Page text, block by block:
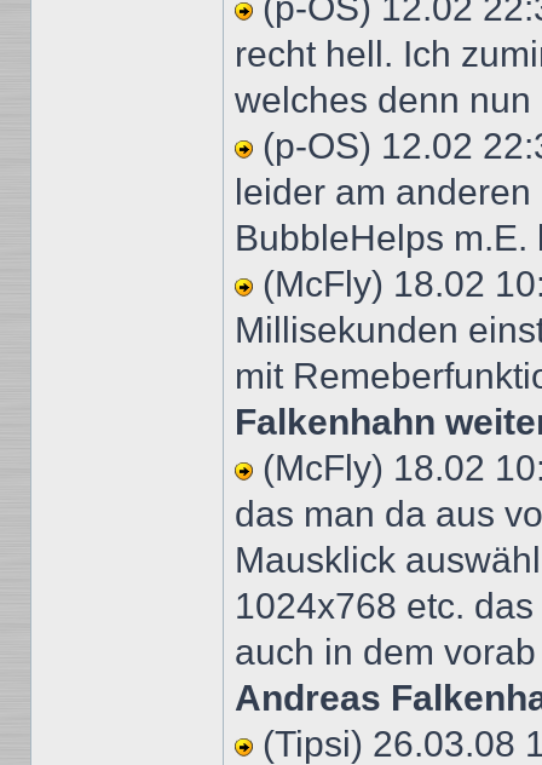
recht hell. Ich
welches denn
(p-OS) 12.02
leider am
BubbleHelps m.E.
(McFly) 18.02
Millisekunden
mit
Falkenhahn
(McFly) 18.02
das man da aus
Mausklick
1024x768 etc.
auch in dem
Andreas
(Tipsi) 26.03.08